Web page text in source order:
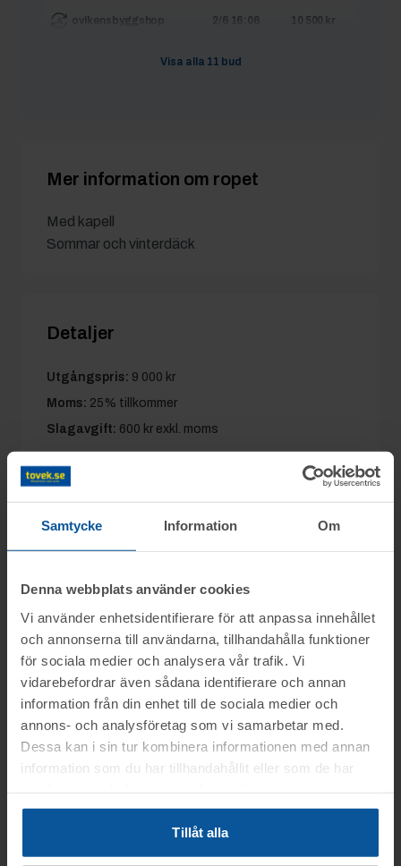
Samtycke Information Om
Denna webbplats använder cookies
Vi använder enhetsidentifierare för att anpassa innehållet
och annonserna till användarna, tillhandahålla funktioner
för sociala medier och analysera vår trafik. Vi
vidarebefordrar även sådana identifierare och annan
information från din enhet till de sociala medier och
annons- och analysföretag som vi samarbetar med.
Dessa kan i sin tur kombinera informationen med annan
information som du har tillhandahållit eller som de har
Tillåt alla
ovikensbyggshop 2/6 16:06 10 500 kr
2/6 16:06
Visa alla 11 bud
Mer information om ropet
Med kapell
Sommar och vinterdäck
Detaljer
Utgångspris: 9 000 kr
Moms: 25% tillkommer
Slagavgift: 600 kr exkl. moms
Fordonsinformation
Modell: 4260S
Växellåda: -
Färg: OKÄND
Effekt (kW):
Antal brukare: 1
Körförbud: Nej
Modellår:
Drivmedel: -
Registrerad: 2021-10-
18
Bredd (mm): 149
Godkänd besiktning:
2021-10-18